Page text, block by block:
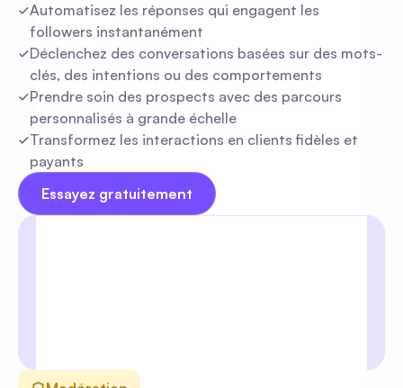
Automatisez les réponses qui engagent les
followers instantanément
Déclenchez des conversations basées sur des mots-
clés, des intentions ou des comportements
Prendre soin des prospects avec des parcours
personnalisés à grande échelle
Transformez les interactions en clients fidèles et
payants
Essayez gratuitement